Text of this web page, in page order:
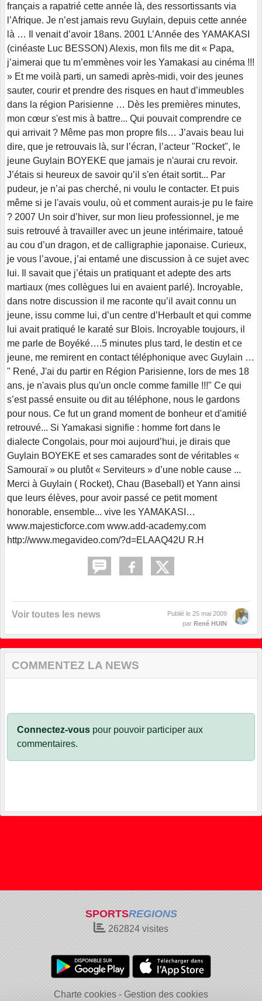
français a rapatrié cette année là, des ressortissants via
l’Afrique. Je n’est jamais revu Guylain, depuis cette année
là … Il venait d’avoir 18ans. 2001 L’Année des YAMAKASI
(cinéaste Luc BESSON) Alexis, mon fils me dit « Papa,
j’aimerai que tu m’emmènes voir les Yamakasi au cinéma !!!
» Et me voilà parti, un samedi après-midi, voir des jeunes
sauter, courir et prendre des risques en haut d’immeubles
dans la région Parisienne … Dès les premières minutes,
mon cœur s'est mis à battre... Qui pouvait comprendre ce
qui arrivait ? Même pas mon propre fils… J’avais beau lui
dire, que je retrouvais là, sur l’écran, l’acteur "Rocket", le
jeune Guylain BOYEKE que jamais je n'aurai cru revoir.
J’étais si heureux de savoir qu’il s'en était sortit... Par
pudeur, je n’ai pas cherché, ni voulu le contacter. Et puis
même si je l'avais voulu, où et comment aurais-je pu le faire
? 2007 Un soir d’hiver, sur mon lieu professionnel, je me
suis retrouvé à travailler avec un jeune intérimaire, tatoué
au cou d’un dragon, et de calligraphie japonaise. Curieux,
je vous l’avoue, j’ai entamé une discussion à ce sujet avec
lui. Il savait que j’étais un pratiquant et adepte des arts
martiaux (mes collègues lui en avaient parlé). Incroyable,
dans notre discussion il me raconte qu’il avait connu un
jeune, issu comme lui, d’un centre d’Herbault et qui comme
lui avait pratiqué le karaté sur Blois. Incroyable toujours, il
me parle de Boyéké….5 minutes plus tard, le destin et ce
jeune, me remirent en contact téléphonique avec Guylain …
" René, J'ai du partir en Région Parisienne, lors de mes 18
ans, je n'avais plus qu'un oncle comme famille !!!" Ce qui
s’est passé ensuite ou dit au téléphone, nous le gardons
pour nous. Ce fut un grand moment de bonheur et d'amitié
retrouvé... Si Yamakasi signifie : homme fort dans le
dialecte Congolais, pour moi aujourd’hui, je dirais que
Guylain BOYEKE et ses camarades sont de véritables «
Samouraï » ou plutôt « Serviteurs » d’une noble cause ...
Merci à Guylain ( Rocket), Chau (Baseball) et Yann ainsi
que leurs élèves, pour avoir passé ce petit moment
honorable, ensemble... vive les YAMAKASI…
www.majesticforce.com www.add-academy.com
http://www.megavideo.com/?d=ELAAQ42U R.H
Voir toutes les news Publié le 25 mai 2009
par René HUIN
COMMENTEZ LA NEWS
Connectez-vous pour pouvoir participer aux
commentaires.
SPORTSREGIONS
262824 visites
Charte cookies Gestion des cookies